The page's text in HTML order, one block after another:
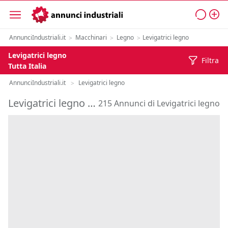
AnnunciIndustriali.it > Macchinari > Legno > Levigatrici legno
Levigatrici legno
Tutta Italia
Filtra
AnnunciIndustriali.it > Levigatrici legno
Levigatrici legno vendita usato 215 Annunci di Levigatrici legno